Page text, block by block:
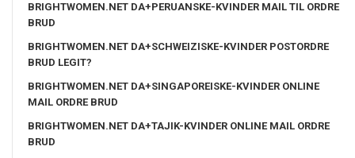
BRIGHTWOMEN.NET DA+PERUANSKE-KVINDER MAIL TIL ORDRE
BRUD
BRIGHTWOMEN.NET DA+SCHWEIZISKE-KVINDER POSTORDRE
BRUD LEGIT?
BRIGHTWOMEN.NET DA+SINGAPOREISKE-KVINDER ONLINE
MAIL ORDRE BRUD
BRIGHTWOMEN.NET DA+TAJIK-KVINDER ONLINE MAIL ORDRE
BRUD